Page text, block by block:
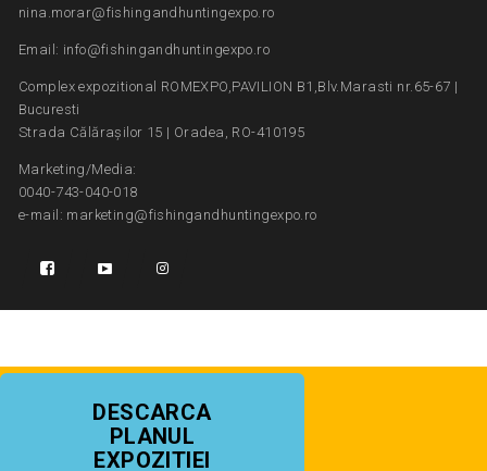
nina.morar@fishingandhuntingexpo.ro
Email: info@fishingandhuntingexpo.ro
Complex expozitional ROMEXPO,PAVILION B1,Blv.Marasti nr.65-67 |
Bucuresti
Strada Călărașilor 15 | Oradea, RO-410195
Marketing/Media:
0040-743-040-018
e-mail: marketing@fishingandhuntingexpo.ro
DESCARCA
PLANUL
EXPOZITIEI